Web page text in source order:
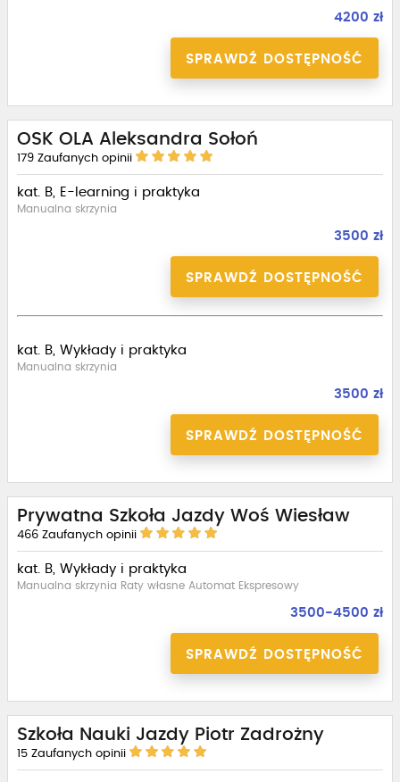
4200 zł
SPRAWDŹ DOSTĘPNOŚĆ
OSK OLA Aleksandra Sołoń
179 Zaufanych opinii
kat. B, E-learning i praktyka
Manualna skrzynia
3500 zł
SPRAWDŹ DOSTĘPNOŚĆ
kat. B, Wykłady i praktyka
Manualna skrzynia
3500 zł
SPRAWDŹ DOSTĘPNOŚĆ
Prywatna Szkoła Jazdy Woś Wiesław
466 Zaufanych opinii
kat. B, Wykłady i praktyka
Manualna skrzynia Raty własne Automat Ekspresowy
3500-4500 zł
SPRAWDŹ DOSTĘPNOŚĆ
Szkoła Nauki Jazdy Piotr Zadrożny
15 Zaufanych opinii